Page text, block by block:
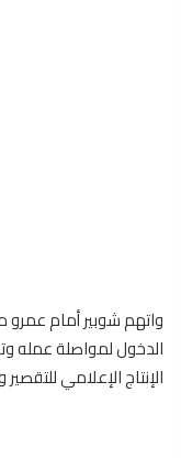
واتهم شوبير أمام عمرو
الدخول لمواصلة عمله
الإنتاج الإعلامي